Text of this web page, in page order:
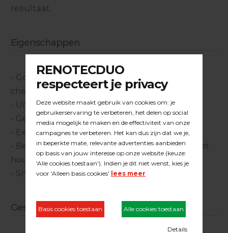
resultaat.
Eigenschappen
- Goed bestand tegen mechanische- en
chemische belasting
- Uitstekend vulvermogen
- Gemakkelijk te verwerken
- Extreem mat
- Behoudt de onbehandelde uitstraling van het
hout
- Snelle doordroging en eindsterkte
Geschikt voor: